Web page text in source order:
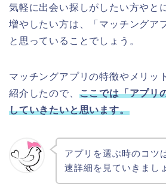
気軽に出会い探しがしたい方やと
増やしたい方は、「マッチングア
と思っていることでしょう。
マッチングアプリの特徴やメリッ
紹介したので、 ここでは「アプリ
していきたいと思います。
アプリを選ぶ時のコツ
速詳細を見ていきまし